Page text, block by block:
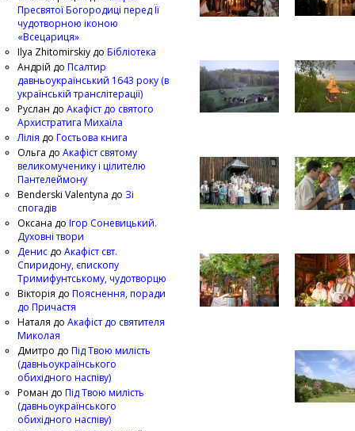
Пресвятої Богородиці перед Її
чудотворною іконою
«Всецариця»
Ilya Zhitomirskiy до Бібліотека
Андрій до Псалтир
давньоукраїнський 1643 року (в
українській транслітерації)
Руслан до Акафіст до святого
Архистратига Михаїла
Лілія до Гостьова книга
Ольга до Акафіст святому
великомученику і цілителю
Пантелеймону
Benderski Valentyna до Зі
спогадів
Оксана до Ігор Соневицький.
Духовні твори
Денис до Акафіст свт.
Спиридону, єпископу
Тримифунтському, чудотворцю
Вікторія до Пояснення, поради
до Причастя
Наталя до Акафіст до святителя
Миколая
Дмитро до Під Твою милість
(давньоукраїнського
обихідного наспіву)
Роман до Під Твою милість
(давньоукраїнського
обихідного наспіву)